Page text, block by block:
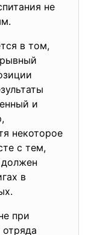
не
в том,
и
некоторое
с тем,
должен
в
при